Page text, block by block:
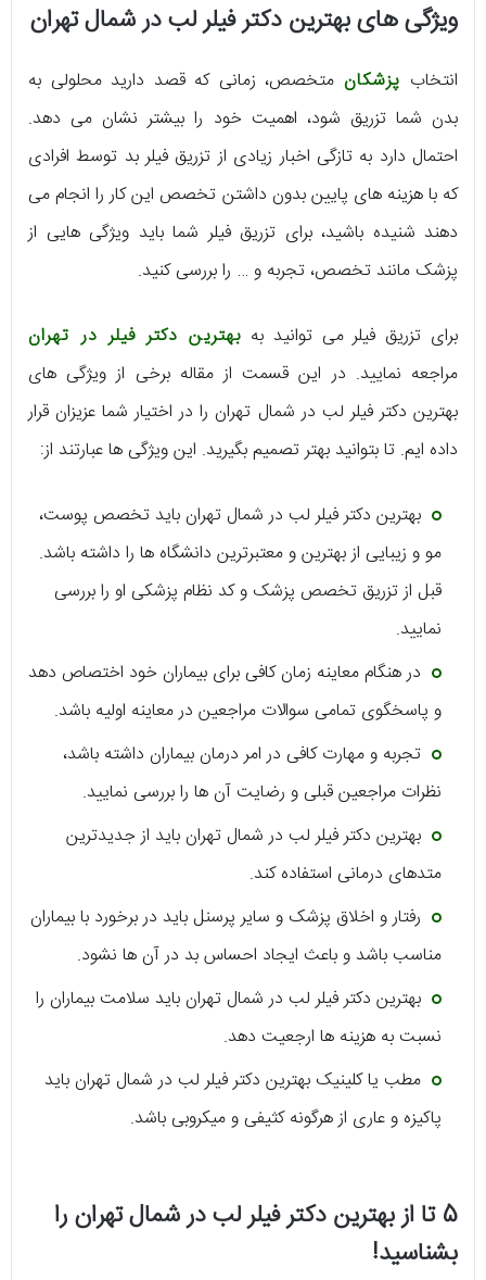
ویژگی های بهترین دکتر فیلر لب در شمال تهران
انتخاب پزشکان متخصص، زمانی که قصد دارید محلولی به
بدن شما تزریق شود، اهمیت خود را بیشتر نشان می دهد.
احتمال دارد به تازگی اخبار زیادی از تزریق فیلر بد توسط افرادی
که با هزینه های پایین بدون داشتن تخصص این کار را انجام می
دهند شنیده باشید، برای تزریق فیلر شما باید ویژگی هایی از
پزشک مانند تخصص، تجربه و … را بررسی کنید.
برای تزریق فیلر می توانید به بهترین دکتر فیلر در تهران
مراجعه نمایید. در این قسمت از مقاله برخی از ویژگی های
بهترین دکتر فیلر لب در شمال تهران را در اختیار شما عزیزان قرار
داده ایم. تا بتوانید بهتر تصمیم بگیرید. این ویژگی ها عبارتند از:
بهترین دکتر فیلر لب در شمال تهران باید تخصص پوست،
مو و زیبایی از بهترین و معتبرترین دانشگاه ها را داشته باشد.
قبل از تزریق تخصص پزشک و کد نظام پزشکی او را بررسی
نمایید.
در هنگام معاینه زمان کافی برای بیماران خود اختصاص دهد
و پاسخگوی تمامی سوالات مراجعین در معاینه اولیه باشد.
تجربه و مهارت کافی در امر درمان بیماران داشته باشد،
نظرات مراجعین قبلی و رضایت آن ها را بررسی نمایید.
بهترین دکتر فیلر لب در شمال تهران باید از جدیدترین
متدهای درمانی استفاده کند.
رفتار و اخلاق پزشک و سایر پرسنل باید در برخورد با بیماران
مناسب باشد و باعث ایجاد احساس بد در آن ها نشود.
بهترین دکتر فیلر لب در شمال تهران باید سلامت بیماران را
نسبت به هزینه ها ارجعیت دهد.
مطب یا کلینیک بهترین دکتر فیلر لب در شمال تهران باید
پاکیزه و عاری از هرگونه کثیفی و میکروبی باشد.
5 تا از بهترین دکتر فیلر لب در شمال تهران را
بشناسید!